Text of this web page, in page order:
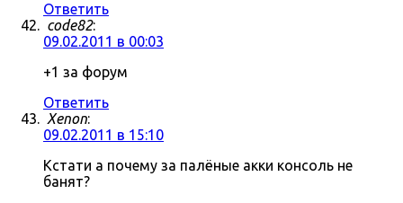
Ответить
code82:
09.02.2011 в 00:03
+1 за форум
Ответить
Xenon:
09.02.2011 в 15:10
Кстати а почему за палёные акки консоль не
банят?